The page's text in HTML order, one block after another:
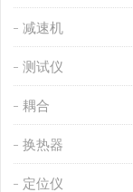
减速机
测试仪
耦合
换热器
定位仪